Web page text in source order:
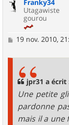
Franky34
Utagawiste
gourou
M19 nov. 2010,
jpr31 a écrit
Une petite
pardonne
mais il a une